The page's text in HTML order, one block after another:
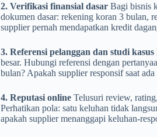
2. Verifikasi finansial dasarBagi bisnis
dokumen dasar: rekening koran 3 bulan,
supplier pernah mendapatkan kredit
3. Referensi pelanggan dan studi kasus
besar. Hubungi referensi dengan
bulan? Apakah supplier responsif saat
4. Reputasi onlineTelusuri review,
Perhatikan pola: satu keluhan tidak
apakah supplier menanggapi keluhan-